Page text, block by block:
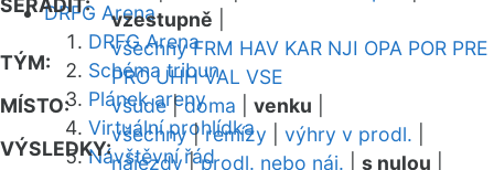
DRFG Arena
DRFG Arena
Schéma tribun
Plánek areny
Virtuální prohlídka
Návštěvní řád
SEŘADIT:
vzestupně
TÝM:
všechny FRM HAV KAR NJI OPA POR PRE
PRO UHH VAL VSE
MÍSTO:
všude|doma venku
VÝSLEDKY:
všechny|remízy výhry v prodl.
nájezdy|prodl. nebo náj. s nulou